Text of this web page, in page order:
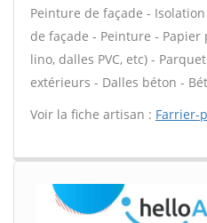
Peinture de façade -
de façade - Peinture -
lino, dalles PVC, etc) -
extérieurs - Dalles béton -
Voir la fiche artisan : Farrier-